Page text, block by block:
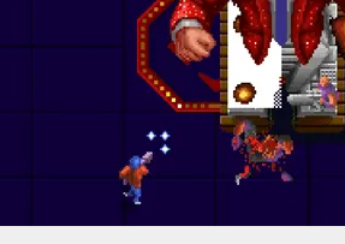
Smash TV: Robotron 2048
Mark Turmell
John Tobias